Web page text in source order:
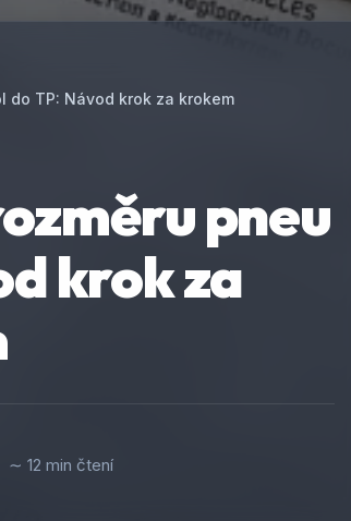
do TP: Návod krok za krokem
pneu
krok za
∼ 12 min čtení